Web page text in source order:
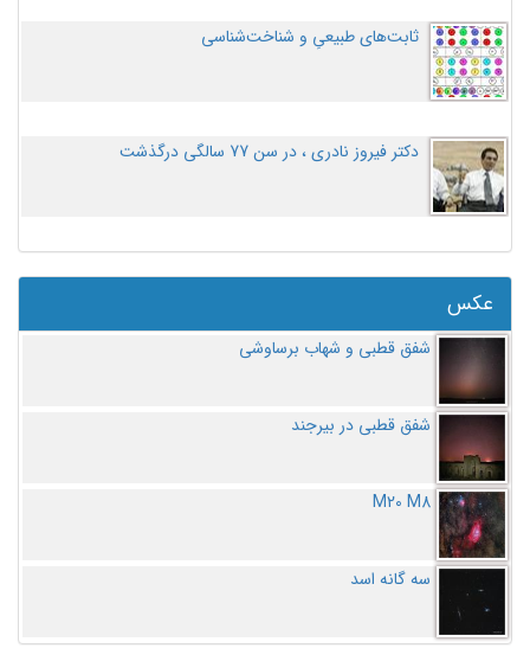
ثابت‌های طبیعیِ و شناخت‌شناسی
دکتر فیروز نادری ، در سن 77 سالگی درگذشت
عکس
شفق قطبی و شهاب برساوشی
شفق قطبی در بیرجند
M20 M8
سه گانه اسد